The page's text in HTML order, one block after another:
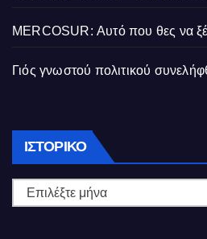
MERCOSUR: Αυτό που θες να
Γιός γνωστού πολιτικού
ΙΣΤΟΡΙΚΌ Ιστορικό